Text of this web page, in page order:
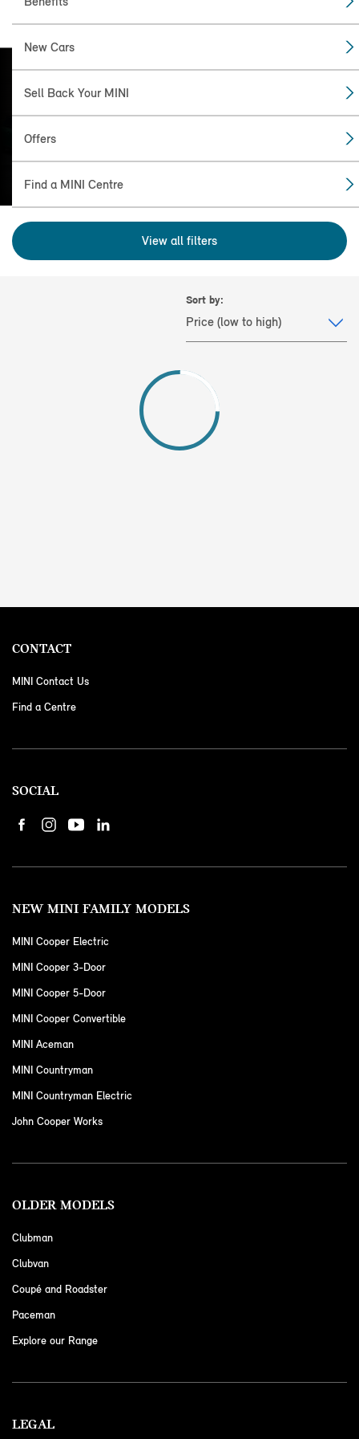
New Cars
Sell Back Your MINI
Offers
Find a MINI Centre
FIND THE
MINI FOR YOU
View all filters
Sort by:
CONTACT
MINI Contact Us
Find a Centre
SOCIAL
NEW MINI FAMILY MODELS
MINI Cooper Electric
MINI Cooper 3-Door
MINI Cooper 5-Door
MINI Cooper Convertible
MINI Aceman
MINI Countryman
MINI Countryman Electric
John Cooper Works
OLDER MODELS
Clubman
Clubvan
Coupé and Roadster
Paceman
Explore our Range
LEGAL